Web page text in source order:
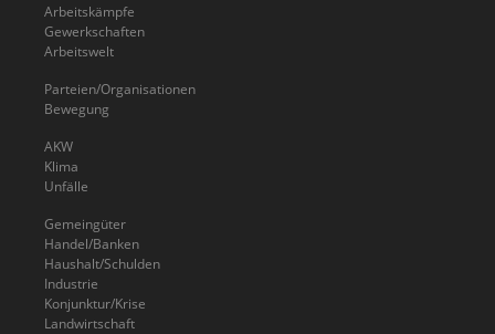
Arbeitskämpfe
Gewerkschaften
Arbeitswelt
Parteien/Organisationen
Bewegung
AKW
Klima
Unfälle
Gemeingüter
Handel/Banken
Haushalt/Schulden
Industrie
Konjunktur/Krise
Landwirtschaft